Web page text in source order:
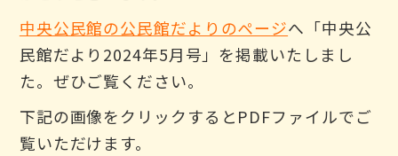
中央公民館の公民館だよりのページへ「中央公
民館だより2024年5月号」を掲載いたしまし
た。ぜひご覧ください。
下記の画像をクリックするとPDFファイルでご
覧いただけます。